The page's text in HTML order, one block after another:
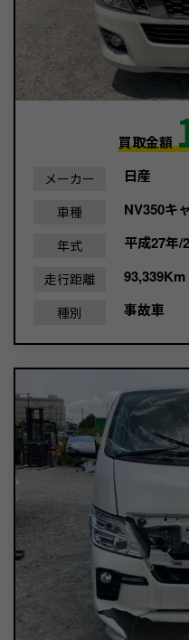
買取金額
メーカー 日産
車種 NV350キ
年式 平成27年/
走行距離 93,339Km
種別 事故車